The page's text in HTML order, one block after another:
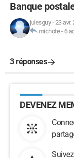
Banque
julesguy-23 avr.
michote- 6
3 réponses
DEVENEZ